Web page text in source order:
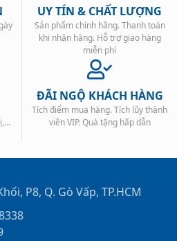
UY TÍN & CHẤT LƯỢNG
Sản phẩm chính hãng. Thanh toán
khi nhận hàng. Hỗ trợ giao hàng
miễn phí
ĐÃI NGỘ KHÁCH HÀNG
Tích điểm mua hàng. Tích lũy thành
viên VIP. Quà tặng hấp dẫn
P8, Q. Gò Vấp, TP.HCM